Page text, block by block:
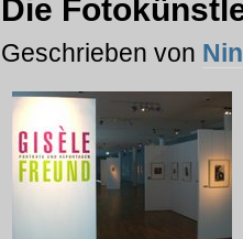
Die
Geschrieben von